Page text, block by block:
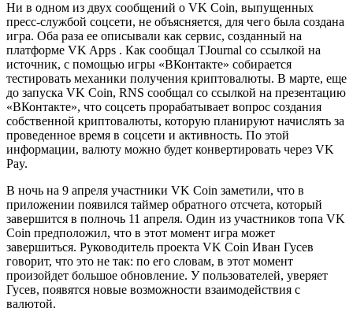
Ни в одном из двух сообщений о VK Coin, выпущенных
пресс-службой соцсети, не объясняется, для чего была создана
игра. Оба раза ее описывали как сервис, созданный на
платформе VK Apps . Как сообщал TJournal со ссылкой на
источник, с помощью игры «ВКонтакте» собирается
тестировать механики получения криптовалюты. В марте, еще
до запуска VK Coin, RNS сообщал со ссылкой на презентацию
«ВКонтакте», что соцсеть прорабатывает вопрос создания
собственной криптовалюты, которую планируют начислять за
проведенное время в соцсети и активность. По этой
информации, валюту можно будет конвертировать через VK
Pay.
В ночь на 9 апреля участники VK Coin заметили, что в
приложении появился таймер обратного отсчета, который
завершится в полночь 11 апреля. Один из участников топа VK
Coin предположил, что в этот момент игра может
завершиться. Руководитель проекта VK Coin Иван Гусев
говорит, что это не так: по его словам, в этот момент
произойдет большое обновление. У пользователей, уверяет
Гусев, появятся новые возможности взаимодействия с
валютой.